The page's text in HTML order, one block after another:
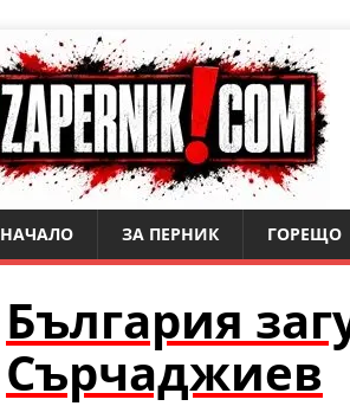
НАЧАЛО ЗА ПЕРНИК ГОРЕЩО
България
Сърчаджиев